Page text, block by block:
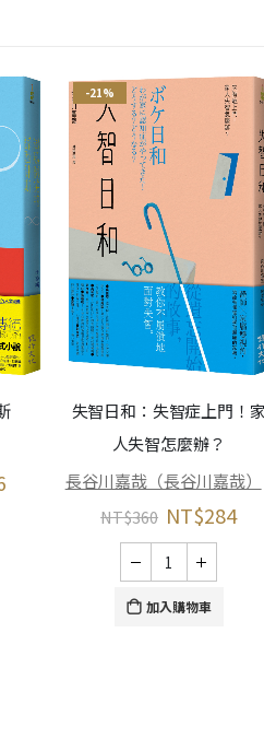
-21%
失智日和：失智症上門！家
人失智怎麼辦？
長谷川嘉哉（長谷川嘉哉）
NT$360 NT$284
加入購物車